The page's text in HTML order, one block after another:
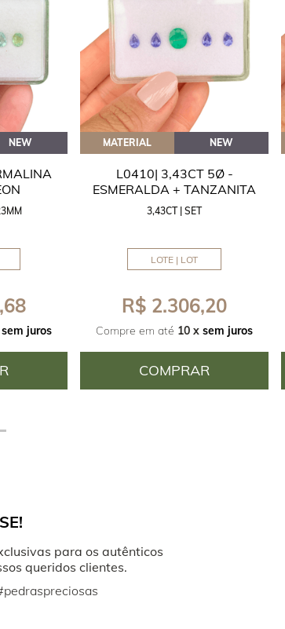
NEW
sem juros
MATERIAL NEW
L0410| 3,43CT 5Ø -
ESMERALDA + TANZANITA
3,43CT | SET
LOTE | LOT
R$ 2.306,20
Compre em até 10 x sem juros
COMPRAR
para os autênticos
queridos clientes.